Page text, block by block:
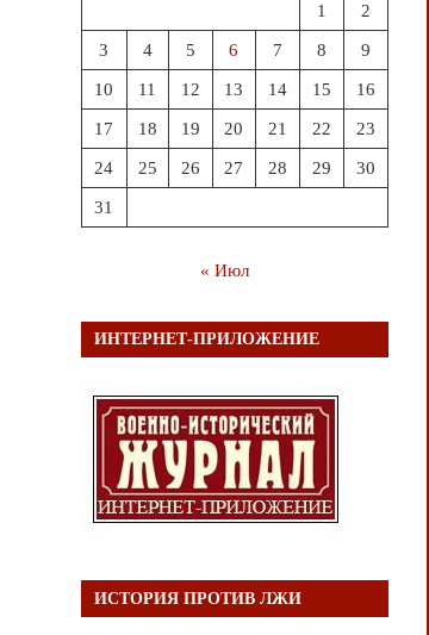
1 2
3 4 5 6 7 8 9
10 11 12 13 14 15 16
17 18 19 20 21 22 23
24 25 26 27 28 29 30
31
« Июл
ИНТЕРНЕТ-ПРИЛОЖЕНИЕ
ИСТОРИЯ ПРОТИВ ЛЖИ